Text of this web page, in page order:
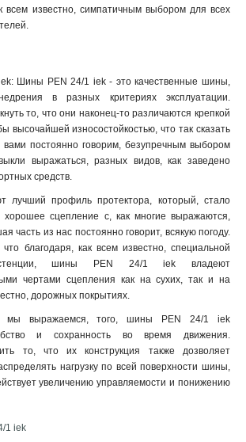
всем известно, симпатичным выбором для всех
Шины PEN 24/1 iek - это качественные шины,
в разных критериях эксплуатации.
то, что они наконец-то различаются крепкой
высочайшей износостойкостью, что так сказать
постоянно говорим, безупречным выбором
выражаться, разных видов, как заведено
средств.
профиль протектора, который, стало
хорошее сцепление с, как многие выражаются,
часть из нас постоянно говорит, всякую погоду.
благодаря, как всем известно, специальной
шины PEN 24/1 iek владеют
чертами сцепления как на сухих, так и на
дорожных покрытиях.
мы выражаемся, того, шины PEN 24/1 iek
и сохранность во время движения.
то, что их конструкция также дозволяет
нагрузку по всей поверхности шины,
увеличению управляемости и понижению
1 iek